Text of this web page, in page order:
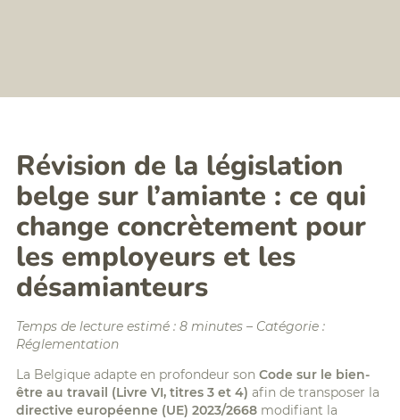
Révision de la législation
belge sur l’amiante : ce qui
change concrètement pour
les employeurs et les
désamianteurs
Temps de lecture estimé : 8 minutes – Catégorie :
Réglementation
La Belgique adapte en profondeur son Code sur le bien-
être au travail (Livre VI, titres 3 et 4) afin de transposer la
directive européenne (UE) 2023/2668 modifiant la